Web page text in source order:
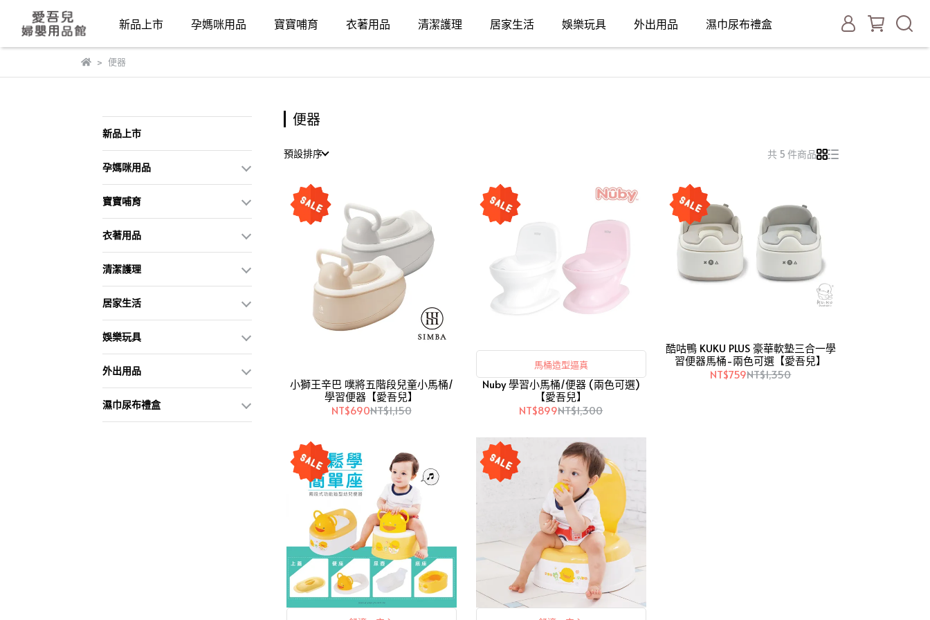
新品上市 孕媽咪用品 寶寶哺育 衣著用品 清潔護理 居家生活 娛樂玩具 外出用品 濕巾尿布禮盒
便器
新品上市
孕媽咪用品
寶寶哺育
衣著用品
清潔護理
居家生活
娛樂玩具
外出用品
濕巾尿布禮盒
便器
預設排序 共 5 件商品
小獅王辛巴 噗將五階段兒童小馬桶/
學習便器【愛吾兒】
NT$690NT$1,150
馬桶造型逼真
Nuby 學習小馬桶/便器 (兩色可選)
【愛吾兒】
NT$899NT$1,300
酷咕鴨 KUKU PLUS 豪華軟墊三合一學
習便器馬桶-兩色可選【愛吾兒】
NT$759NT$1,350